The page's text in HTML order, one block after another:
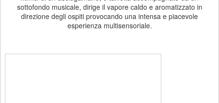
sottofondo musicale, dirige il vapore caldo e aromatizzato in
direzione degli ospiti provocando una intensa e piacevole
esperienza multisensoriale.